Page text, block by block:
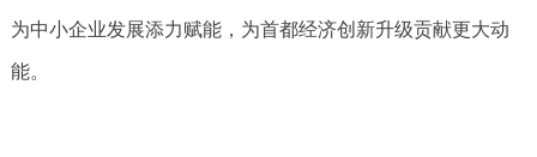
为中小企业发展添力赋能，为首都经济创新升级贡献更大动
能。